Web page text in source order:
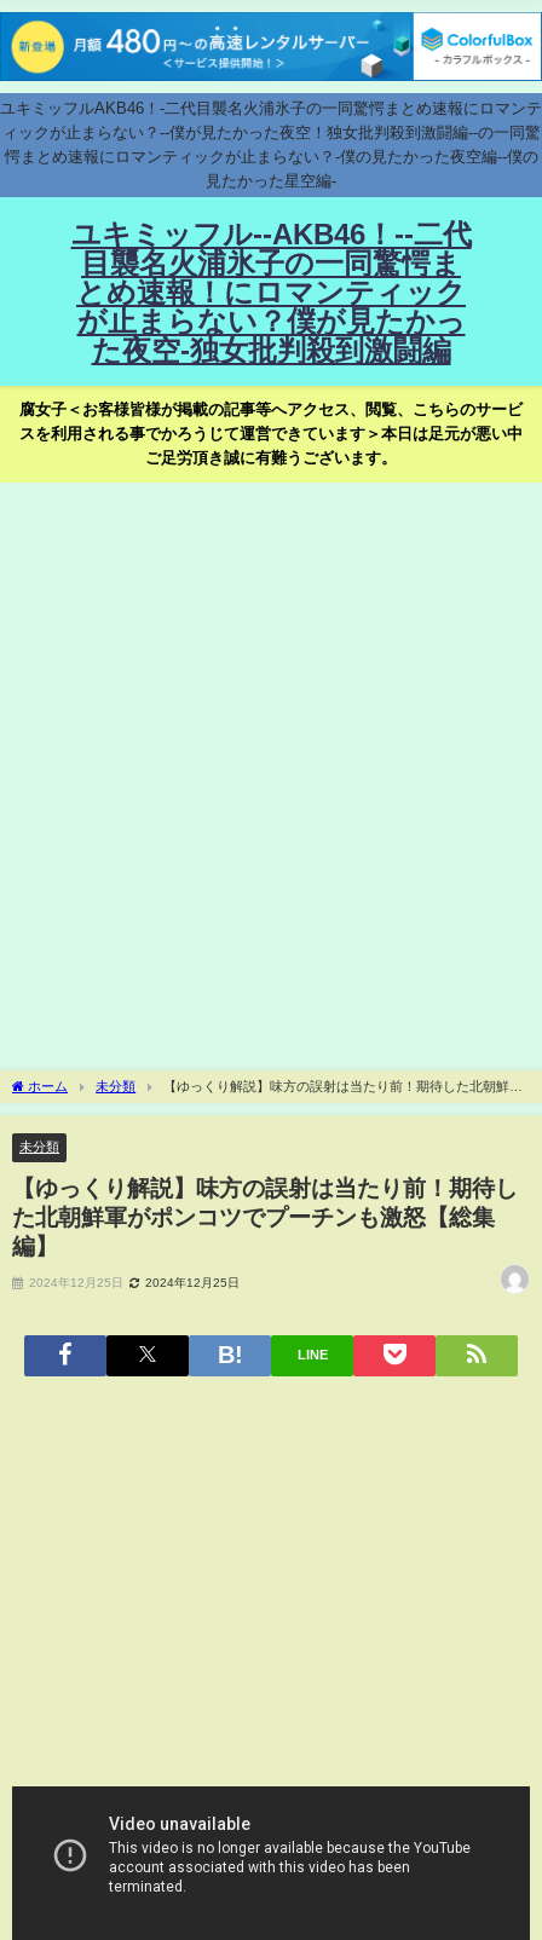
ユキミッフルAKB46！-二代目襲名火浦氷子の一同驚愕まとめ速報にロマンテ
ィックが止まらない？--僕が見たかった夜空！独女批判殺到激闘編--の一同驚
愕まとめ速報にロマンティックが止まらない？-僕の見たかった夜空編--僕の
見たかった星空編-
ユキミッフル--AKB46！--二代
目襲名火浦氷子の一同驚愕ま
とめ速報！にロマンティック
が止まらない？僕が見たかっ
た夜空-独女批判殺到激闘編
腐女子＜お客様皆様が掲載の記事等へアクセス、閲覧、こちらのサービ
スを利用される事でかろうじて運営できています＞本日は足元が悪い中
ご足労頂き誠に有難うございます。
ホーム 未分類
【ゆっくり解説】味方の誤射は当たり前！期待した北朝鮮軍
がポンコツでプーチンも激怒【総集編】
未分類
【ゆっくり解説】味方の誤射は当たり前！期待し
た北朝鮮軍がポンコツでプーチンも激怒【総集
編】
2024年12月25日 2024年12月25日
LINE